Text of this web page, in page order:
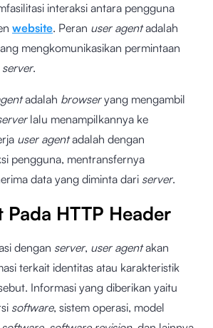
interaksi antara pengguna
website. Peran user agentadalah
mengkomunikasikan permintaan
server.
adalah browseryang mengambil
lalu menampilkannya ke
user agentadalah dengan
pengguna, mentransfernya
data yang diminta dari server.
Pada HTTP Header
dengan server, user agentakan
terkait identitas atau karakteristik
Informasi yang diberikan yaitu
software, sistem operasi, model